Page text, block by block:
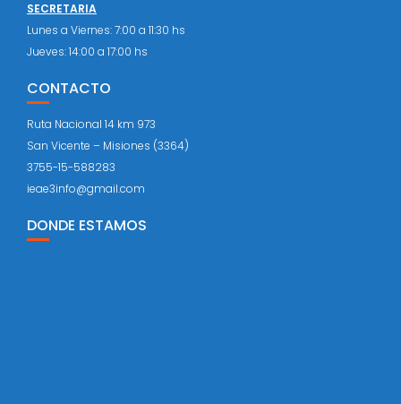
SECRETARIA
Lunes a Viernes: 7:00 a 11:30 hs
Jueves: 14:00 a 17:00 hs
CONTACTO
Ruta Nacional 14 km 973
San Vicente – Misiones (3364)
3755-15-588283
ieae3info@gmail.com
DONDE ESTAMOS